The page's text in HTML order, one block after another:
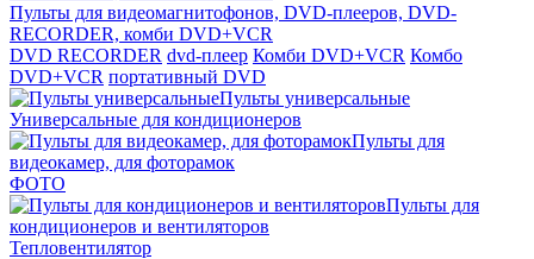
Пульты для видеомагнитофонов, DVD-плееров, DVD-
RECORDER, комби DVD+VCR
DVD RECORDER dvd-плеер Комби DVD+VCR Комбо
DVD+VCR портативный DVD
Пульты универсальные
Универсальные для кондиционеров
Пульты для
видеокамер, для фоторамок
ФОТО
Пульты для
кондиционеров и вентиляторов
Тепловентилятор